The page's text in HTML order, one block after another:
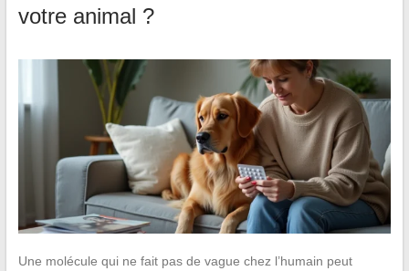
votre animal ?
Une molécule qui ne fait pas de vague chez l’humain peut